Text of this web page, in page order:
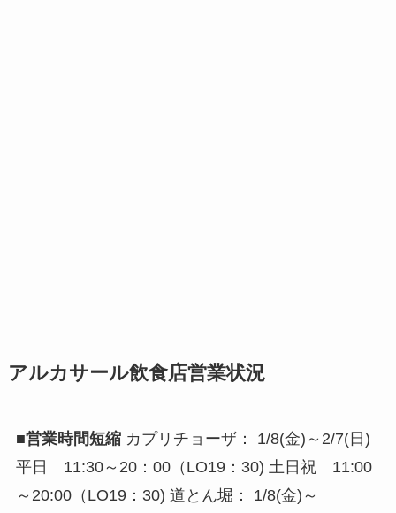
アルカサール飲食店営業状況
■営業時間短縮カプリチョーザ： 1/8(金)～2/7(日)
平日 11:30～20：00（LO19：30) 土日祝 11:00
～20:00（LO19：30) 道とん堀： 1/8(金)～